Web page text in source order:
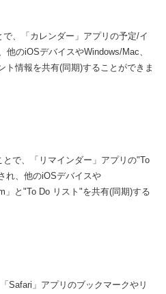
で、「カレンダー」アプリの予定/イ
他のiOSデバイスやWindows/Mac、
ト情報を共有(同期)することができま
とで、「リマインダー」アプリの"To
れ、他のiOSデバイスや
」と"To Do リスト"を共有(同期)する
Safari」アプリのブックマークやリ